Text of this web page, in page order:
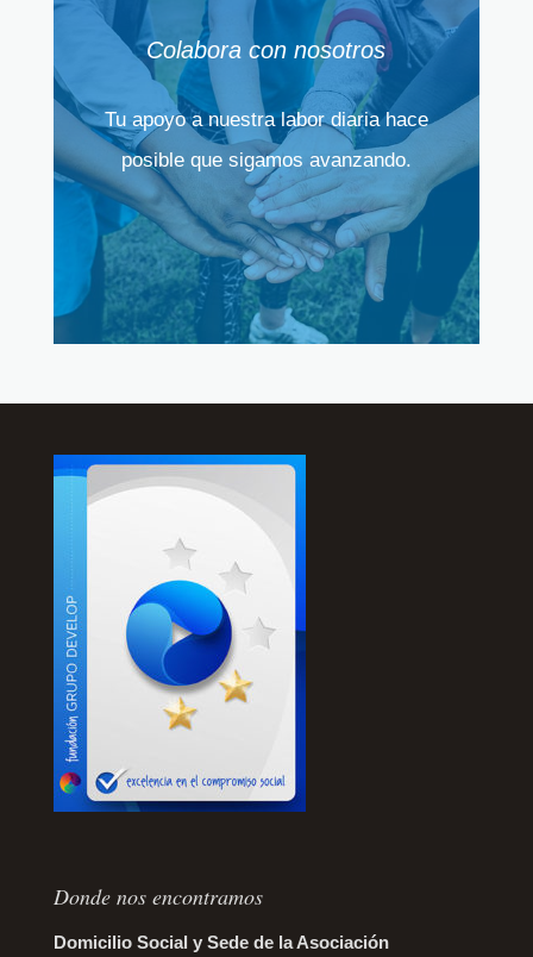
Colabora con nosotros
Tu apoyo a nuestra labor diaria hace
posible que sigamos avanzando.
Donde nos encontramos
Domicilio Social y Sede de la Asociación